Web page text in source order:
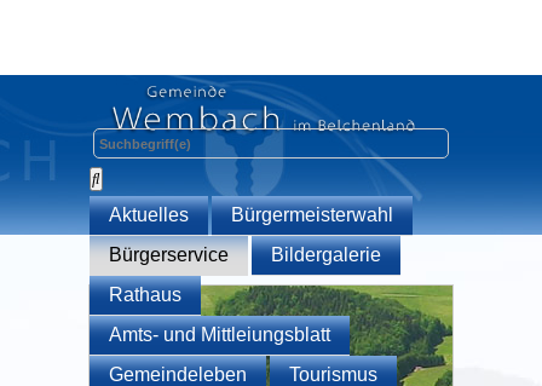
Aktuelles
Bürgermeisterwahl
Bürgerservice
Bildergalerie
Rathaus
Amts- und Mittleiungsblatt
Gemeindeleben
Tourismus